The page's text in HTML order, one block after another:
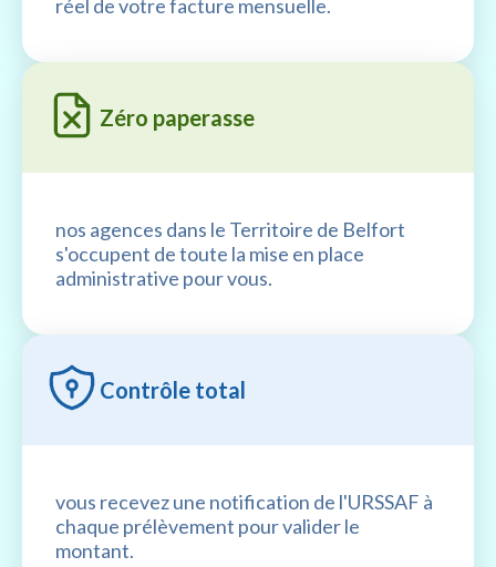
réel de votre facture mensuelle.
Zéro paperasse
nos agences dans le Territoire de Belfort
s'occupent de toute la mise en place
administrative pour vous.
Contrôle total
vous recevez une notification de l'URSSAF à
chaque prélèvement pour valider le
montant.